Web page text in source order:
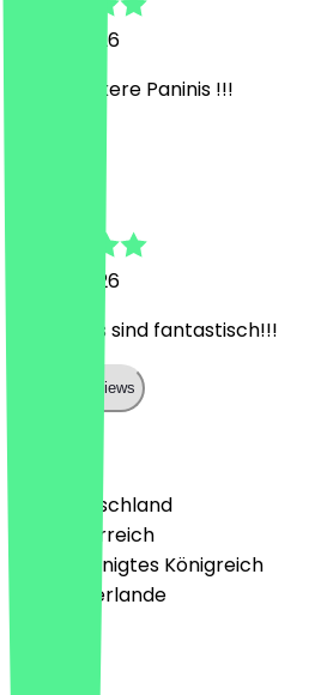
22. Juli 2026
Super leckere Paninis !!!
22. Juli 2026
Die Bagels sind fantastisch!!!
Show all reviews
🇩🇪 Deutschland
🇦🇹 Österreich
🇬🇧 Vereinigtes Königreich
🇳🇱 Niederlande